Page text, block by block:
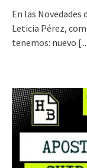
En las Novedades
Leticia Pérez,
tenemos: nuevo